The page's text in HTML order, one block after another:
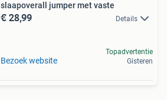
slaapoverall jumper met vaste
€ 28,99 Details
Bezoek website
Topadvertentie
Gisteren